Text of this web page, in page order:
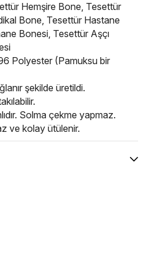
Hemşire Bone, Tesettür
Bone, Tesettür Hastane
Bonesi, Tesettür Aşçı
Polyester (Pamuksu bir
şekilde üretildi.
Solma çekme yapmaz.
ve kolay ütülenir.
terletme yapmaz.
bir araya getiren
yönelik özel olarak
arkadan lastikli bağlanabilen